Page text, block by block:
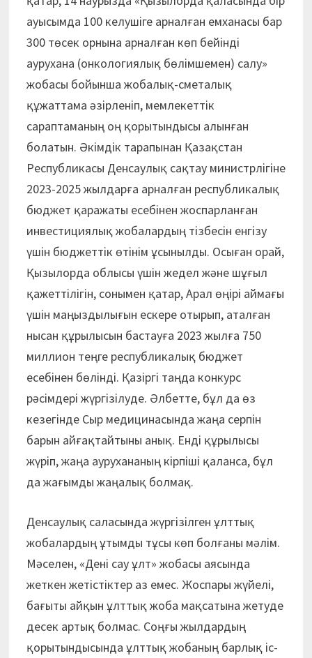
ауысымда 100 келушіге арналған емханасы бар
300 төсек орнына арналған көп бейінді
аурухана (онкологиялық бөлімшемен) салу»
жобасы бойынша жобалық-сметалық
құжаттама әзірленіп, мемлекеттік
сараптаманың оң қорытындысы алынған
болатын. Әкімдік тарапынан Қазақстан
Республикасы Денсаулық сақтау министрлігіне
2023-2025 жылдарға арналған республикалық
бюджет қаражаты есебінен жоспарланған
инвестициялық жобалардың тізбесін енгізу
үшін бюджеттік өтінім ұсынылды. Осыған орай,
Қызылорда облысы үшін жедел және шұғыл
қажеттілігін, сонымен қатар, Арал өңірі аймағы
үшін маңыздылығын ескере отырып, аталған
нысан құрылысын бастауға 2023 жылға 750
миллион теңге республикалық бюджет
есебінен бөлінді. Қазіргі таңда конкурс
рәсімдері жүргізілуде. Әлбетте, бұл да өз
кезегінде Сыр медицинасында жаңа серпін
барын айғақтайтыны анық. Енді құрылысы
жүріп, жаңа аурухананың кірпіші қаланса, бұл
да жағымды жаңалық болмақ.
Денсаулық саласында жүргізілген ұлттық
жобалардың ұтымды тұсы көп болғаны мәлім.
Мәселен, «Дені сау ұлт» жобасы аясында
жеткен жетістіктер аз емес. Жоспары жүйелі,
бағыты айқын ұлттық жоба мақсатына жетуде
десек артық болмас. Соңғы жылдардың
қорытындысында ұлттық жобаның барлық іс-